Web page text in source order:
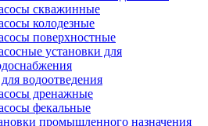
скважинные
колодезные
поверхностные
установки для
водоотведения
дренажные
фекальные
промышленного назначения